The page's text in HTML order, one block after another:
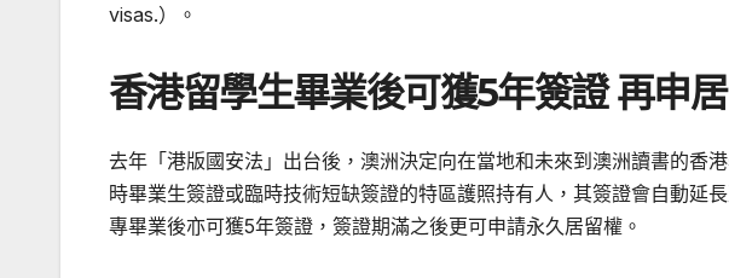
visas.）。
香港留學生畢業後可獲5年簽證 再申
去年「港版國安法」出台後，澳洲決定向在當地和未來到澳洲讀書的香
時畢業生簽證或臨時技術短缺簽證的特區護照持有人，其簽證會自動延
專畢業後亦可獲5年簽證，簽證期滿之後更可申請永久居留權。